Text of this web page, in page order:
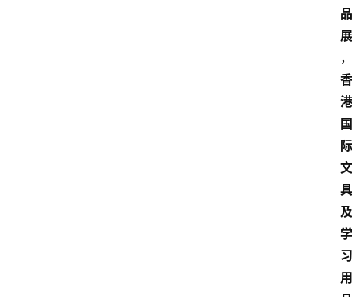
品
展
，
香
港
国
际
文
具
及
学
习
用